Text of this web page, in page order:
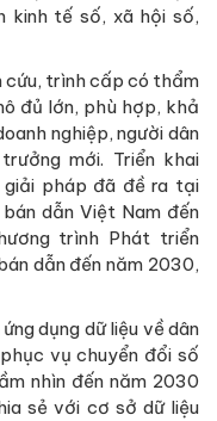
kinh tế số, xã hội số,
cứu, trình cấp có thẩm
đủ lớn, phù hợp, khả
nghiệp, người dân
mới. Triển khai
giải pháp đã đề ra tại
dẫn Việt Nam đến
trình Phát triển
dẫn đến năm 2030,
dụng dữ liệu về dân
vụ chuyển đổi số
nhìn đến năm 2030
sẻ với cơ sở dữ liệu